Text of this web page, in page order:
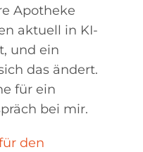
Apotheke
aktuell in KI-
und ein
das ändert.
für ein
bei mir.
den